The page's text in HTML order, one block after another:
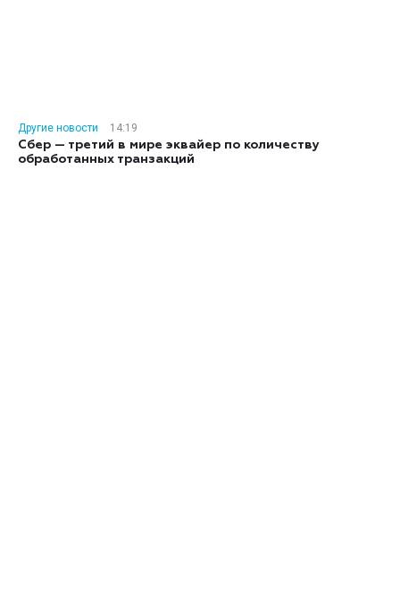
Другие новости
14:19
Сбер — третий в мире эквайер по количеству
обработанных транзакций